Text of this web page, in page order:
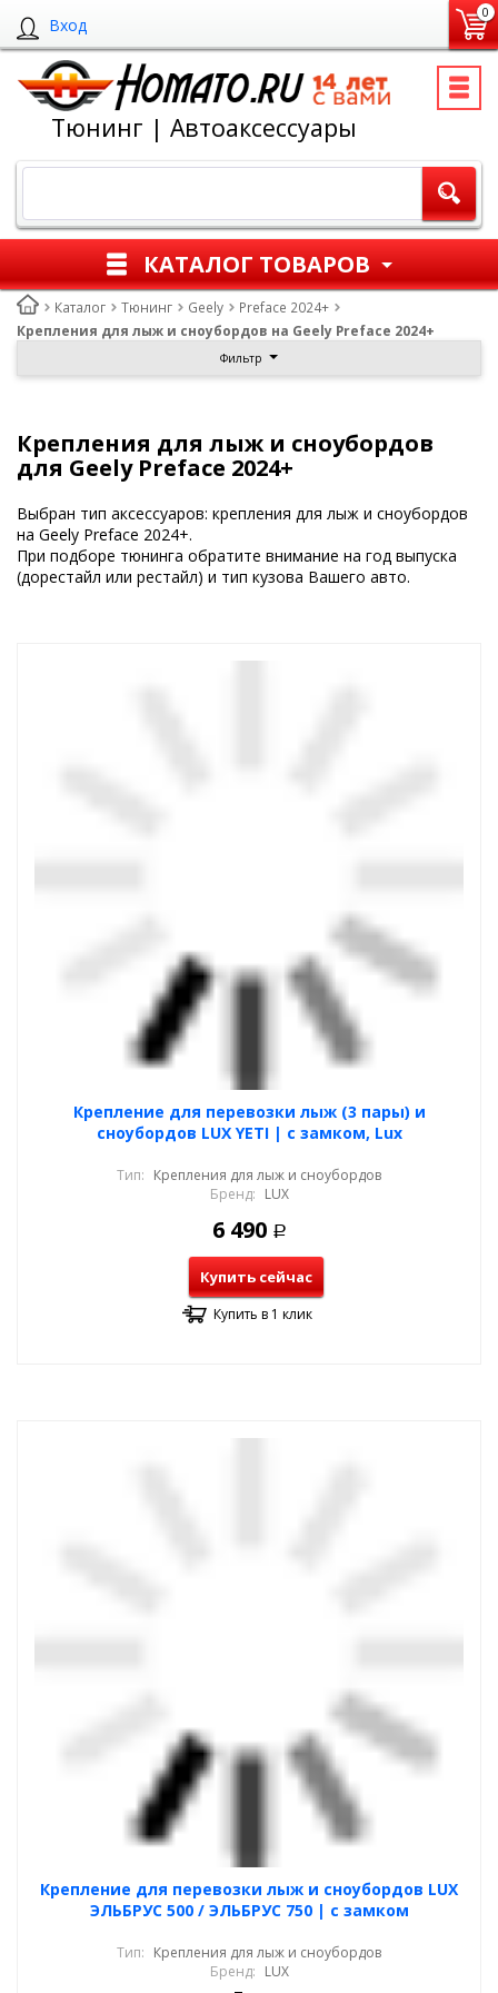
Вход
0
Тюнинг | Автоаксессуары
КАТАЛОГ ТОВАРОВ
Каталог Тюнинг Geely
Preface 2024+
Крепления для лыж и сноубордов на Geely Preface 2024+
Фильтр
Крепления для лыж и сноубордов
для Geely Preface 2024+
Выбран тип аксессуаров: крепления для лыж и сноубордов
на Geely Preface 2024+.
При подборе тюнинга обратите внимание на год выпуска
(дорестайл или рестайл) и тип кузова Вашего авто.
Крепление для перевозки лыж (3 пары) и
сноубордов LUX YETI | с замком, Lux
Тип: Крепления для лыж и сноубордов
Бренд: LUX
6 490 Р
Купить сейчас
Купить в 1 клик
Крепление для перевозки лыж и сноубордов LUX
ЭЛЬБРУС 500 / ЭЛЬБРУС 750 | с замком
Тип: Крепления для лыж и сноубордов
Бренд: LUX